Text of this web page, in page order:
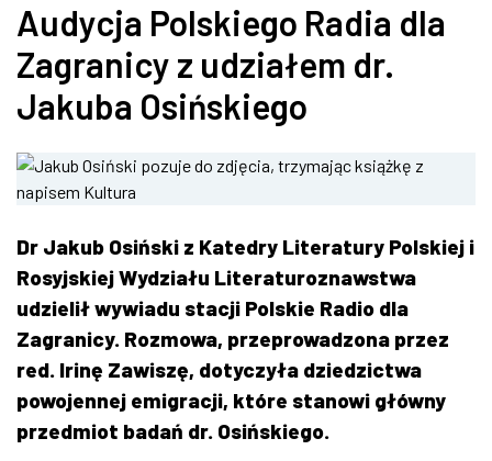
Audycja Polskiego Radia dla
Zagranicy z udziałem dr.
Jakuba Osińskiego
Dr Jakub Osiński z Katedry Literatury Polskiej i
Rosyjskiej Wydziału Literaturoznawstwa
udzielił wywiadu stacji Polskie Radio dla
Zagranicy. Rozmowa, przeprowadzona przez
red. Irinę Zawiszę, dotyczyła dziedzictwa
powojennej emigracji, które stanowi główny
przedmiot badań dr. Osińskiego.